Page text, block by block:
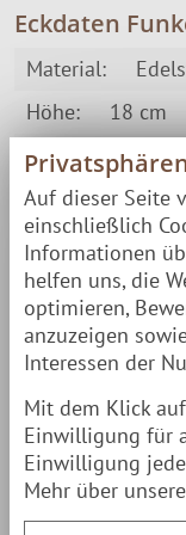
Eckdaten
Material:
Höhe:
18 cm
Materialbreite:
Gewicht:
3,5
Lieferumfang
1 Funkenfang
Lieferung erfolgt
Leckerer
Feuerschalen
Auf dieser Seite
einschließlich
Informationen
helfen uns, die
optimieren,
anzuzeigen
Interessen der
Mit dem Klick auf
Einwilligung für
Einwilligung
Mehr über